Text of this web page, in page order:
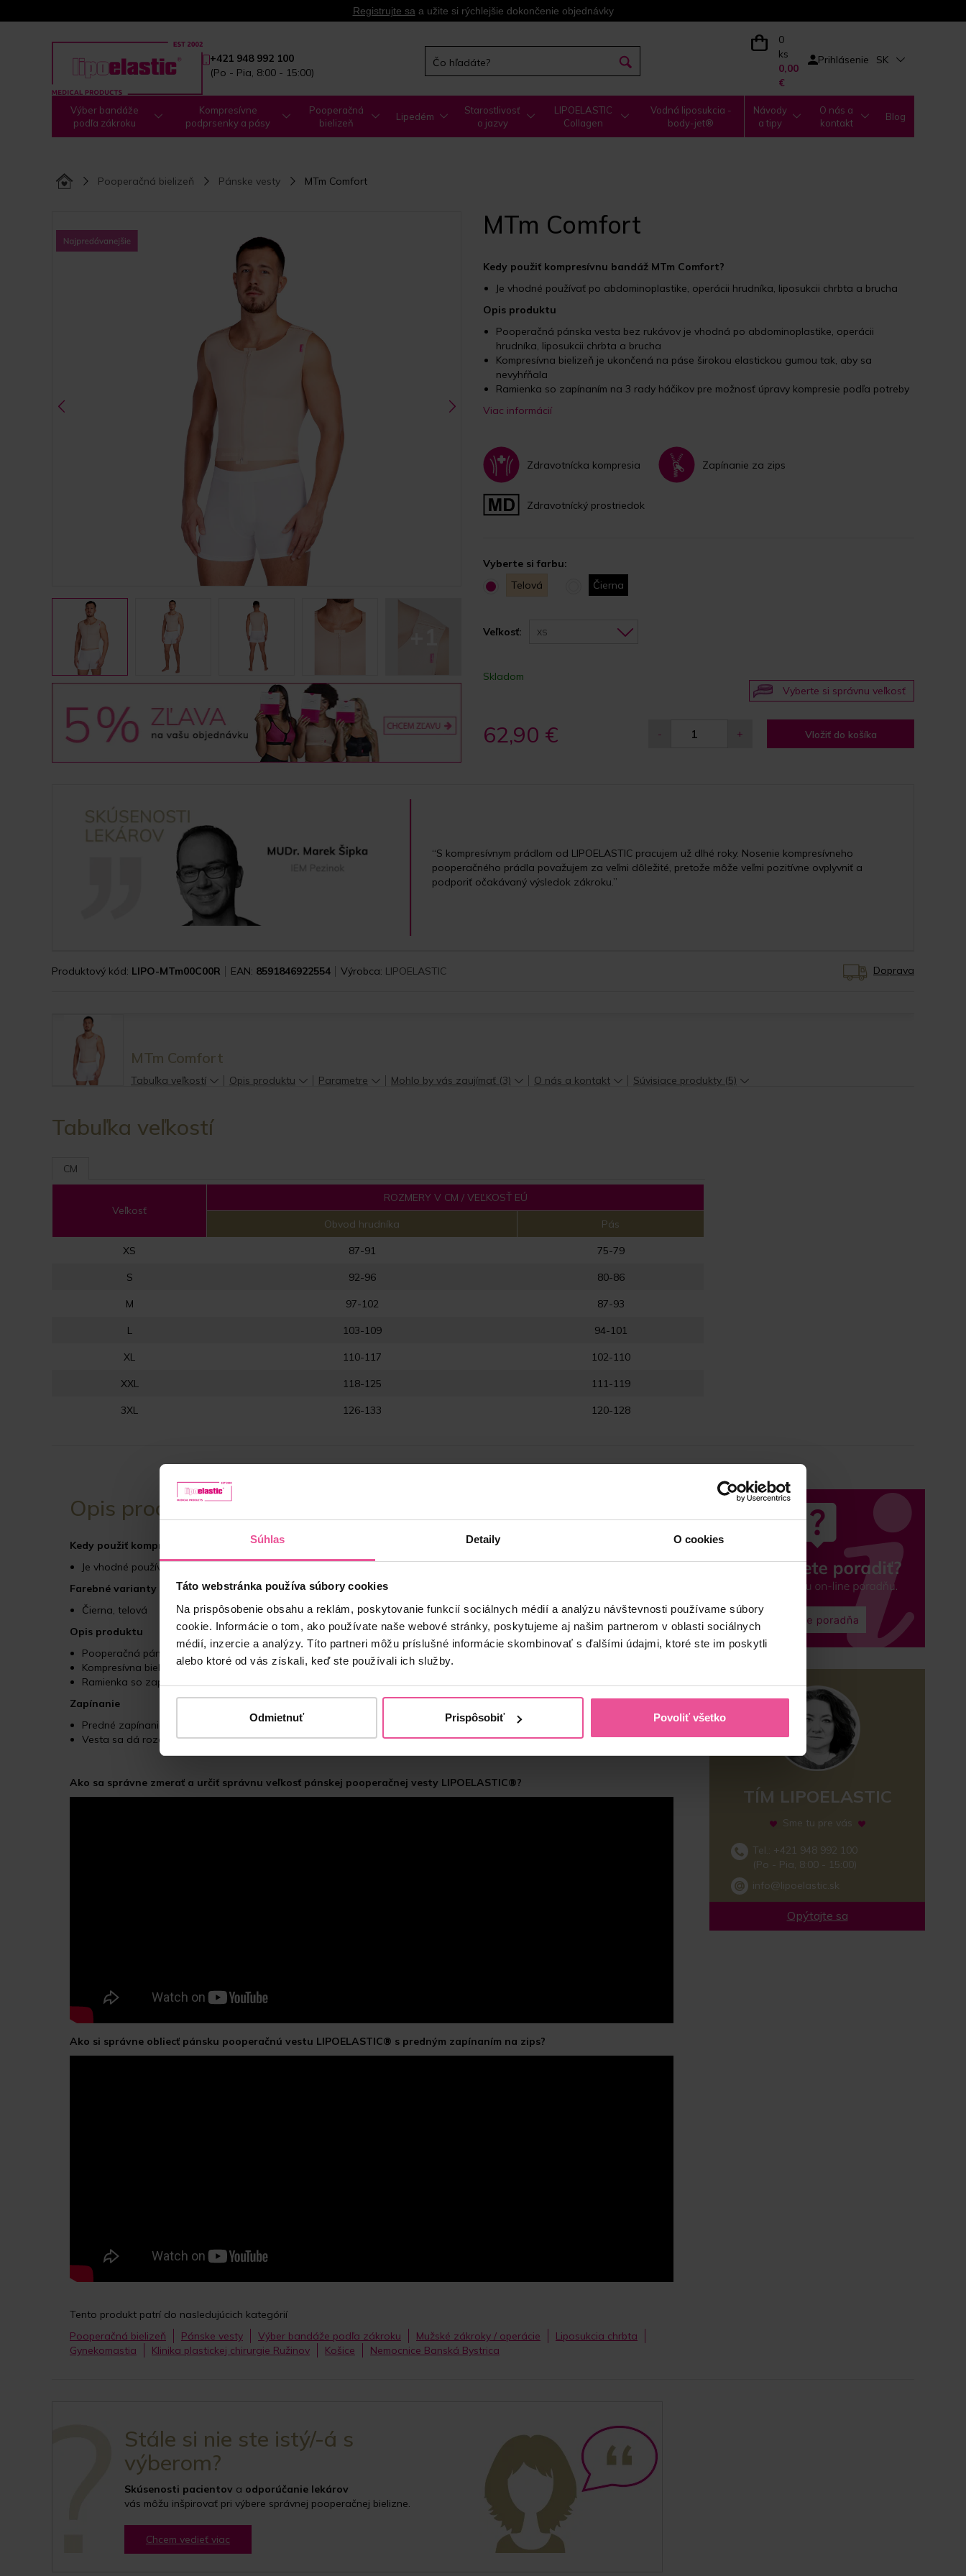
Súhlas Detaily O cookies
Táto webstránka používa súbory cookies
Na prispôsobenie obsahu a reklám, poskytovanie funkcií sociálnych médií a analýzu návštevnosti používame súbory
cookie. Informácie o tom, ako používate naše webové stránky, poskytujeme aj našim partnerom v oblasti sociálnych
médií, inzercie a analýzy. Títo partneri môžu príslušné informácie skombinovať s ďalšími údajmi, ktoré ste im poskytli
alebo ktoré od vás získali, keď ste používali ich služby.
Odmietnuť Prispôsobiť Povoliť všetko
Registrujte sa a užite si rýchlejšie dokončenie objednávky
+421 948 992 100
(Po - Pia, 8:00 - 15:00)
0
ks
0,00
€
Prihlásenie SK
Výber bandáže
podľa zákroku
Kompresívne
podprsenky a pásy
Pooperačná
bielizeň
Lipedém
Starostlivosť
o jazvy
LIPOELASTIC
Collagen
Vodná liposukcia -
body-jet®
Návody
a tipy
O nás a
kontakt
Blog
Pooperačná bielizeň Pánske vesty MTm Comfort
+1
MTm Comfort
Kedy použiť kompresívnu bandáž MTm Comfort?
Je vhodné používať po abdominoplastike, operácii hrudníka, liposukcii chrbta a brucha
Opis produktu
Pooperačná pánska vesta bez rukávov je vhodná po abdominoplastike, operácii
hrudníka, liposukcii chrbta a brucha
Kompresívna bielizeň je ukončená na páse širokou elastickou gumou tak, aby sa
nevyhŕňala
Ramienka so zapínaním na 3 rady háčikov pre možnosť úpravy kompresie podľa potreby
Viac informácií
Zdravotnícka kompresia Zapínanie za zips
Zdravotnícký prostriedok
Vyberte si farbu:
Telová
Čierna
Veľkosť: XS
Skladom
Vyberte si správnu veľkosť
62,90 € - + Vložiť do košíka
“S kompresívnym prádlom od LIPOELASTIC pracujem už dlhé roky. Nosenie kompresívneho
pooperačného prádla považujem za veľmi dôležité, pretože môže veľmi pozitívne ovplyvniť a
podporiť očakávaný výsledok zákroku.”
Produktový kód: LIPO-MTm00C00R EAN: 8591846922554 Výrobca: LIPOELASTIC Doprava
MTm Comfort
Tabuľka veľkostí Opis produktu Parametre Mohlo by vás zaujímať (3) O nás a kontakt Súvisiace produkty (5)
Tabuľka veľkostí
CM
Veľkosť
ROZMERY V CM / VEĽKOSŤ EÚ
Obvod hrudníka Pás
XS 87-91 75-79
S 92-96 80-86
M 97-102 87-93
L 103-109 94-101
XL 110-117 102-110
XXL 118-125 111-119
3XL 126-133 120-128
Opis produktu
Kedy použiť kompresívnu bandáž MTm Comfort?
Je vhodné používať po abdominoplastike, operácii hrudníka, liposukcii chrbta a brucha
Farebné varianty
Čierna, telová
Opis produktu
Pooperačná pánska vesta bez rukávov je vhodná po abdominoplastike, operácii hrudníka, liposukcii chrbta a brucha
Kompresívna bielizeň je ukončená na páse širokou elastickou gumou tak, aby sa nevyhŕňala
Ramienka so zapínaním na 3 rady háčikov pre možnosť úpravy kompresie podľa potreby
Zapínanie
Predné zapínanie na zips, ktorý je podložený radom háčikov pre jednoduchšiu manipuláciu
Vesta sa dá rozopnúť po celej dĺžke
Ako sa správne zmerať a určiť správnu veľkosť pánskej pooperačnej vesty LIPOELASTIC®?
Ako si správne obliecť pánsku pooperačnú vestu LIPOELASTIC® s predným zapínaním na zips?
Tento produkt patrí do nasledujúcich kategórií
Pooperačná bielizeň
Pánske vesty Výber bandáže podľa zákroku Mužské zákroky / operácie
Liposukcia chrbta
Gynekomastia
Klinika plastickej chirurgie Ružinov Košice Nemocnice Banská Bystrica
TÍM LIPOELASTIC
Sme tu pre vás
Tel.: +421 948 992 100
(Po - Pia, 8:00 - 15:00)
info@lipoelastic.sk
Opýtajte sa
Stále si nie ste istý/-á s
výberom?
Skúsenosti pacientov a odporúčanie lekárov
vás môžu inšpirovať pri výbere správnej pooperačnej bielizne.
Chcem vedieť viac